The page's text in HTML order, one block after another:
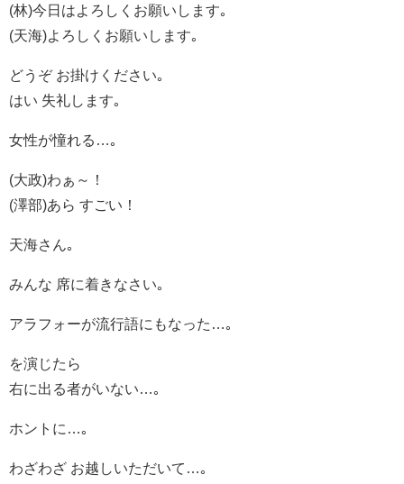
(林)今日はよろしくお願いします｡
(天海)よろしくお願いします｡
どうぞ お掛けください｡
はい 失礼します｡
女性が憧れる…｡
(大政)わぁ～！
(澤部)あら すごい！
天海さん｡
みんな 席に着きなさい｡
アラフォーが流行語にもなった…｡
を演じたら
右に出る者がいない…｡
ホントに…｡
わざわざ お越しいただいて…｡